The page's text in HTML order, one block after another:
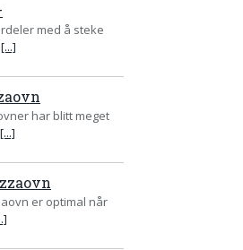
med å steke
[...]
har blitt meget
[...]
er optimal når